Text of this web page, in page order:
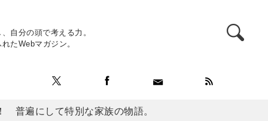
自分の頭で考える力。
たWebマガジン。
普遍にして特別な家族の物語。